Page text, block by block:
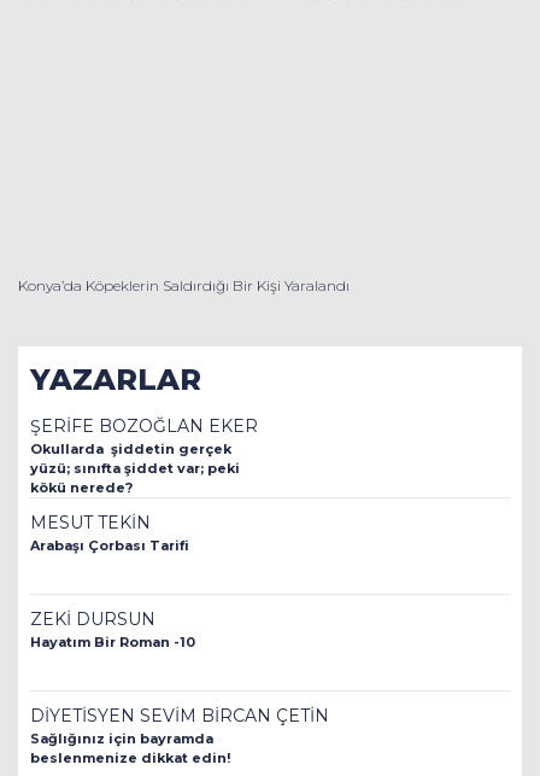
Konya’da Köpeklerin Saldırdığı Bir Kişi Yaralandı
YAZARLAR
ŞERİFE BOZOĞLAN EKER
Okullarda şiddetin gerçek
yüzü; sınıfta şiddet var; peki
kökü nerede?
MESUT TEKİN
Arabaşı Çorbası Tarifi
ZEKİ DURSUN
Hayatım Bir Roman -10
DİYETİSYEN SEVİM BİRCAN ÇETİN
Sağlığınız için bayramda
beslenmenize dikkat edin!